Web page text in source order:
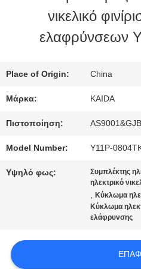
ΕΡΓΟΣΤΑΣΊΟΥ
ΈΛΕΓΧΟΣ
ΠΟΙΌΤΗΤΑΣ
ΕΙΔΉΣΕΙΣ
ΠΡΟΣΦΟΡΆ
νικελικό
ελαφρύνσεων
Place of Origin: China
Μάρκα: KAIDA
Πιστοποίηση:
Model Number: Y11P-
Υψηλό φως:
Συμπλέκτης
ηλεκτρικό
,Κύκλωμα
Κύκλωμα
ελάφρυνσης